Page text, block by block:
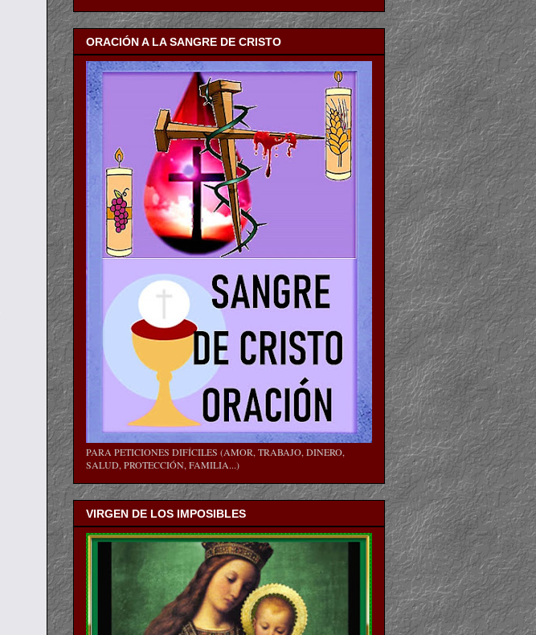
ORACIÓN A LA SANGRE DE CRISTO
PARA PETICIONES DIFÍCILES (AMOR, TRABAJO, DINERO,
SALUD, PROTECCIÓN, FAMILIA...)
VIRGEN DE LOS IMPOSIBLES